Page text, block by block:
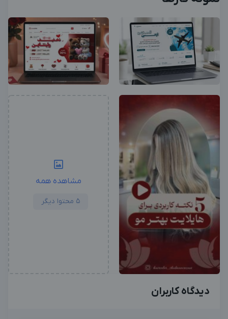
مشاهده همه
5 محتوا دیگر
دیدگاه کاربران